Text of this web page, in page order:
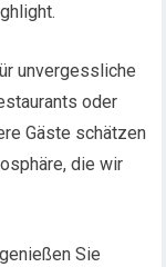
unvergessliche
oder
Gäste schätzen
die wir
Sie